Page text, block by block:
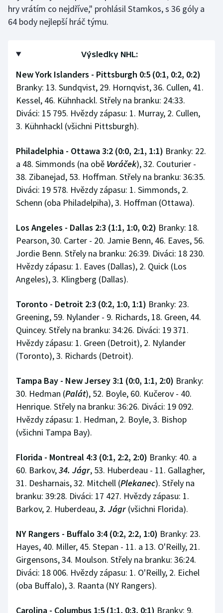
hry vrátím co nejdříve," prohlásil Stamkos, s 36 góly a
64 body nejlepší hráč týmu.
Výsledky NHL:
New York Islanders - Pittsburgh 0:5 (0:1, 0:2, 0:2)
Branky: 13. Sundqvist, 29. Hornqvist, 36. Cullen, 41.
Kessel, 46. Kühnhackl. Střely na branku: 24:33.
Diváci: 15 795. Hvězdy zápasu: 1. Murray, 2. Cullen,
3. Kühnhackl (všichni Pittsburgh).
Philadelphia - Ottawa 3:2 (0:0, 2:1, 1:1) Branky: 22.
a 48. Simmonds (na obě Voráček), 32. Couturier -
38. Zibanejad, 53. Hoffman. Střely na branku: 36:35.
Diváci: 19 578. Hvězdy zápasu: 1. Simmonds, 2.
Schenn (oba Philadelpiha), 3. Hoffman (Ottawa).
Los Angeles - Dallas 2:3 (1:1, 1:0, 0:2) Branky: 18.
Pearson, 30. Carter - 20. Jamie Benn, 46. Eaves, 56.
Jordie Benn. Střely na branku: 26:39. Diváci: 18 230.
Hvězdy zápasu: 1. Eaves (Dallas), 2. Quick (Los
Angeles), 3. Klingberg (Dallas).
Toronto - Detroit 2:3 (0:2, 1:0, 1:1) Branky: 23.
Greening, 59. Nylander - 9. Richards, 18. Green, 44.
Quincey. Střely na branku: 34:26. Diváci: 19 371.
Hvězdy zápasu: 1. Green (Detroit), 2. Nylander
(Toronto), 3. Richards (Detroit).
Tampa Bay - New Jersey 3:1 (0:0, 1:1, 2:0) Branky:
30. Hedman (Palát), 52. Boyle, 60. Kučerov - 40.
Henrique. Střely na branku: 36:26. Diváci: 19 092.
Hvězdy zápasu: 1. Hedman, 2. Boyle, 3. Bishop
(všichni Tampa Bay).
Florida - Montreal 4:3 (0:1, 2:2, 2:0) Branky: 40. a
60. Barkov,34. Jágr, 53. Huberdeau - 11. Gallagher,
31. Desharnais, 32. Mitchell (Plekanec). Střely na
branku: 39:28. Diváci: 17 427. Hvězdy zápasu: 1.
Barkov, 2. Huberdeau,3. Jágr (všichni Florida).
NY Rangers - Buffalo 3:4 (0:2, 2:2, 1:0) Branky: 23.
Hayes, 40. Miller, 45. Stepan - 11. a 13. O'Reilly, 21.
Girgensons, 34. Moulson. Střely na branku: 36:24.
Diváci: 18 006. Hvězdy zápasu: 1. O'Reilly, 2. Eichel
(oba Buffalo), 3. Raanta (NY Rangers).
Carolina - Columbus 1:5 (1:1, 0:3, 0:1) Branky: 9.